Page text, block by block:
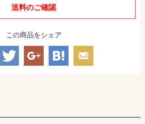
送料のご確認
この商品をシェア